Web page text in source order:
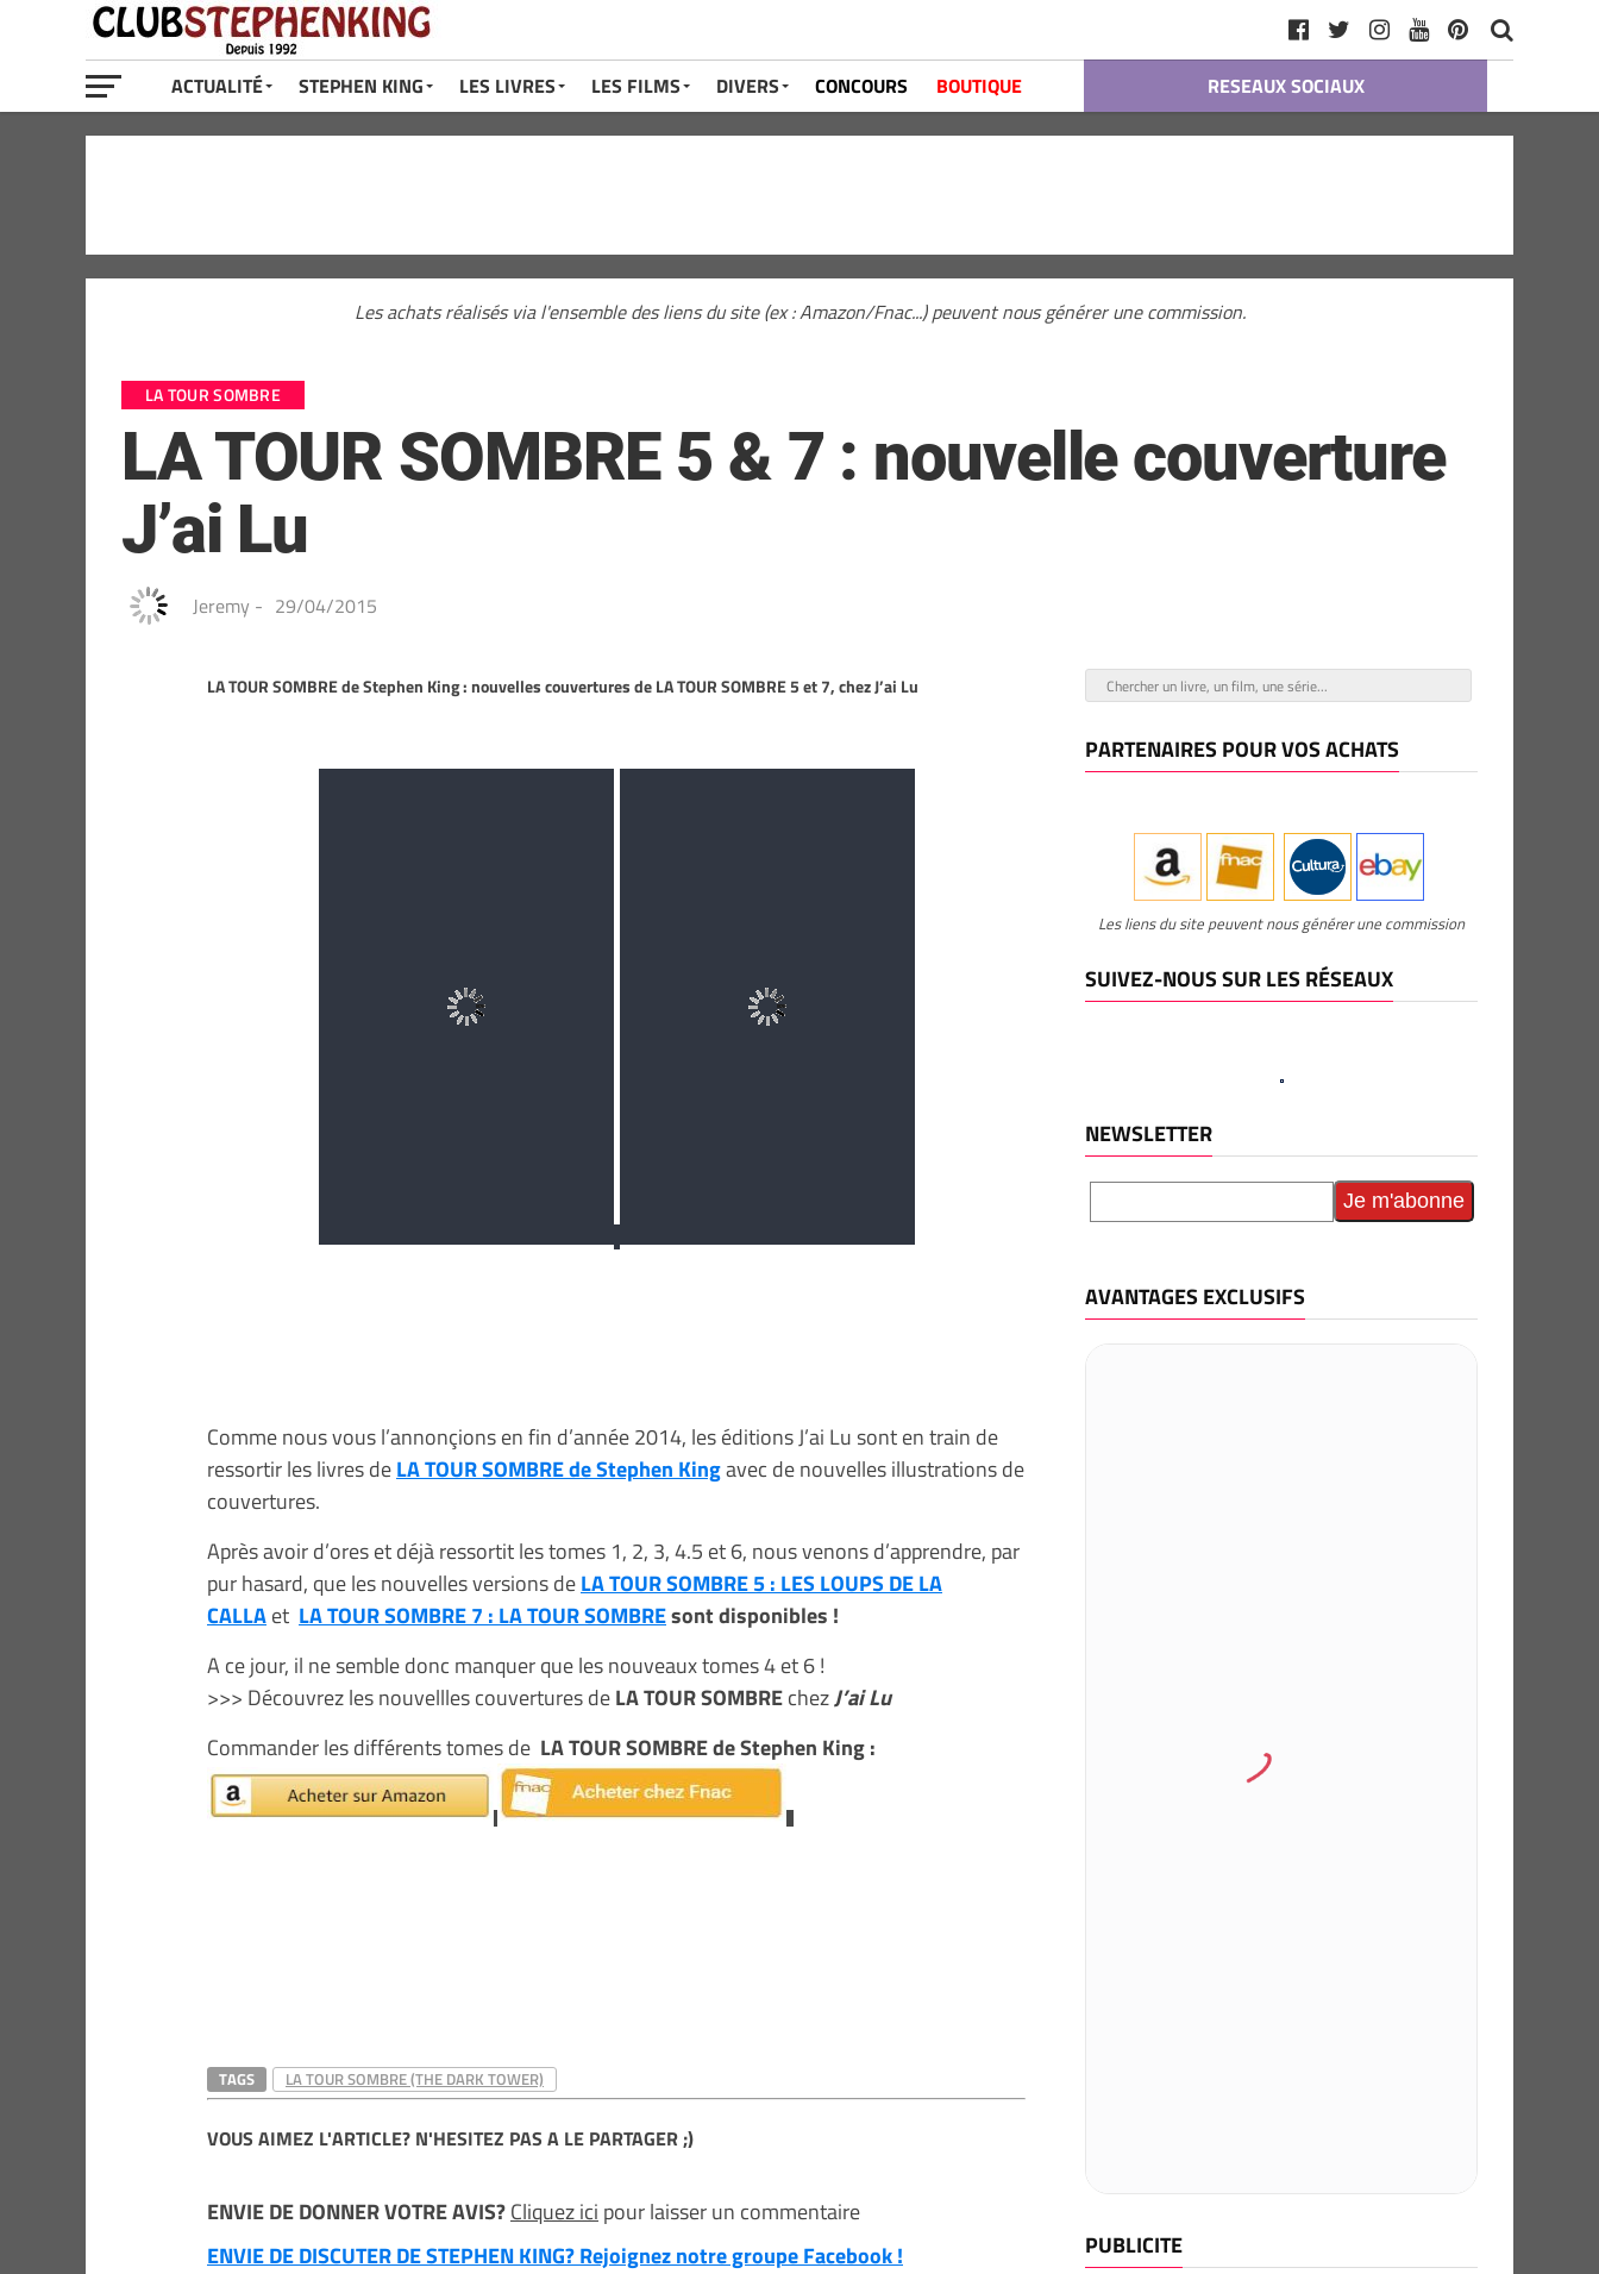
ACTUALITÉ STEPHEN KING LES LIVRES LES FILMS DIVERS CONCOURS BOUTIQUE RESEAUX SOCIAUX
Les achats réalisés via l'ensemble des liens du site (ex : Amazon/Fnac...) peuvent nous générer une commission.
LA TOUR SOMBRE
LA TOUR SOMBRE 5 & 7 : nouvelle couverture
J’ai Lu
Jeremy - 29/04/2015
LA TOUR SOMBRE de Stephen King : nouvelles couvertures de LA TOUR SOMBRE 5 et 7, chez J’ai Lu
Comme nous vous l’annonçions en fin d’année 2014, les éditions J’ai Lu sont en train de
ressortir les livres deLA TOUR SOMBRE de Stephen Kingavec de nouvelles illustrations de
couvertures.
Après avoir d’ores et déjà ressortit les tomes 1, 2, 3, 4.5 et 6, nous venons d’apprendre, par
pur hasard, que les nouvelles versions deLA TOUR SOMBRE 5 : LES LOUPS DE LA
CALLAet LA TOUR SOMBRE 7 : LA TOUR SOMBREsont disponibles !
A ce jour, il ne semble donc manquer que les nouveaux tomes 4 et 6 !
>>> Découvrez les nouvellles couvertures deLA TOUR SOMBREchezJ’ai Lu
Commander les différents tomes de LA TOUR SOMBRE de Stephen King :
TAGS LA TOUR SOMBRE (THE DARK TOWER)
VOUS AIMEZ L'ARTICLE? N'HESITEZ PAS A LE PARTAGER ;)
ENVIE DE DONNER VOTRE AVIS?Cliquez ici pour laisser un commentaire
ENVIE DE DISCUTER DE STEPHEN KING? Rejoignez notre groupe Facebook !
PARTENAIRES POUR VOS ACHATS
Les liens du site peuvent nous générer une commission
SUIVEZ-NOUS SUR LES RÉSEAUX
NEWSLETTER
AVANTAGES EXCLUSIFS
PUBLICITE